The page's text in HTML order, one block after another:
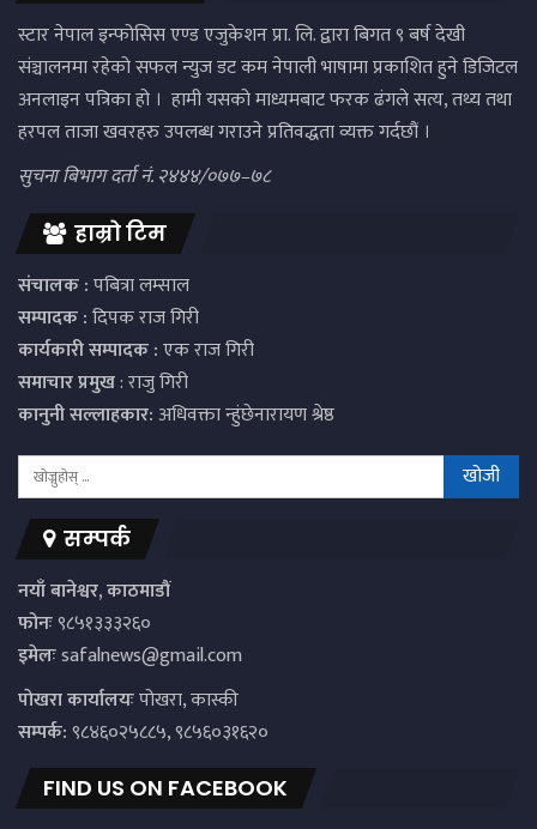
स्टार नेपाल इन्फोसिस एण्ड एजुकेशन प्रा. लि. द्वारा बिगत ९ बर्ष देखी
संञ्चालनमा रहेको सफल न्युज डट कम नेपाली भाषामा प्रकाशित हुने डिजिटल
अनलाइन पत्रिका हो । हामी यसको माध्यमबाट फरक ढंगले सत्य, तथ्य तथा
हरपल ताजा खवरहरु उपलब्ध गराउने प्रतिवद्धता व्यक्त गर्दछौं ।
सुचना बिभाग दर्ता नं. २४४४/०७७–७८
हाम्रो टिम
संचालक :पबित्रा लम्साल
सम्पादक :दिपक राज गिरी
कार्यकारी सम्पादक :एक राज गिरी
समाचार प्रमुख: राजु गिरी
कानुनी सल्लाहकार:अधिवक्ता न्हुंछेनारायण श्रेष्ठ
सम्पर्क
नयाँ बानेश्वर, काठमाडौं
फोनः९८५१३३३२६०
इमेलःsafalnews@gmail.com
पाेखरा कार्यालयःपोखरा, कास्की
सम्पर्क:९८४६०२५८८५, ९८५६०३१६२०
FIND US ON FACEBOOK